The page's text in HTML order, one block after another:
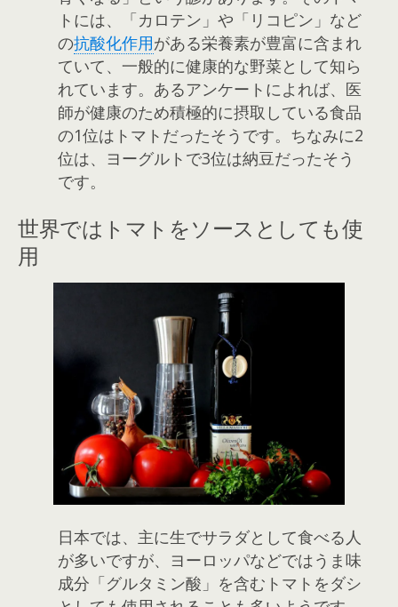
トには、「カロテン」や「リコピン」など
の抗酸化作用がある栄養素が豊富に含まれ
ていて、一般的に健康的な野菜として知ら
れています。あるアンケートによれば、医
師が健康のため積極的に摂取している食品
の1位はトマトだったそうです。ちなみに2
位は、ヨーグルトで3位は納豆だったそう
です。
世界ではトマトをソースとしても使
用
日本では、主に生でサラダとして食べる人
が多いですが、ヨーロッパなどではうま味
成分「グルタミン酸」を含むトマトをダシ